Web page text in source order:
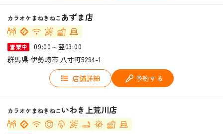
カラオケまねきねこあずま店
営業中 09:00～翌03:00
群馬県 伊勢崎市 八寸町5294-1
店舗詳細
予約する
カラオケまねきねこいわき上荒川店